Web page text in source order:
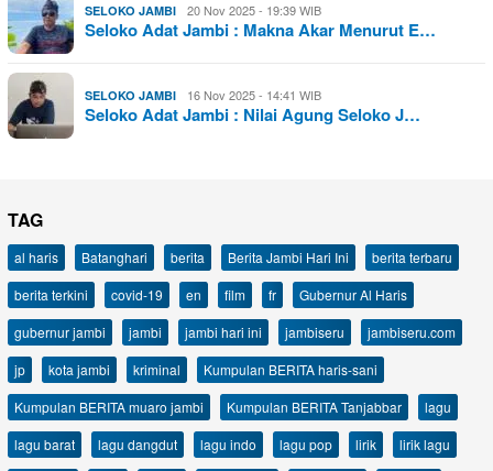
SELOKO JAMBI 20 Nov 2025 - 19:39 WIB
Seloko Adat Jambi : Makna Akar Menurut E…
SELOKO JAMBI 16 Nov 2025 - 14:41 WIB
Seloko Adat Jambi : Nilai Agung Seloko J…
TAG
al haris Batanghari berita Berita Jambi Hari Ini
berita terbaru
berita terkini
covid-19 en film fr
Gubernur Al Haris
gubernur jambi
jambi jambi hari ini jambiseru
jambiseru.com
jp
kota jambi kriminal
Kumpulan BERITA haris-sani
Kumpulan BERITA muaro jambi
Kumpulan BERITA Tanjabbar
lagu
lagu barat
lagu dangdut lagu indo lagu pop lirik
lirik lagu